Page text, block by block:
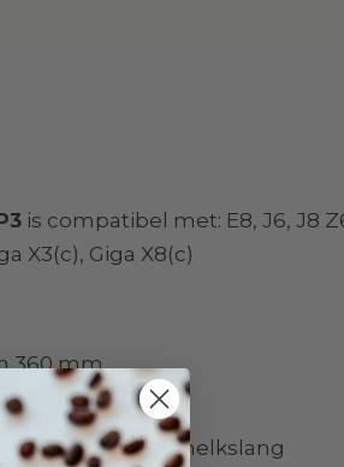
is compatibel met: E8, J6, J8
X3(c), Giga X8(c)
360 mm
voor de melkslang